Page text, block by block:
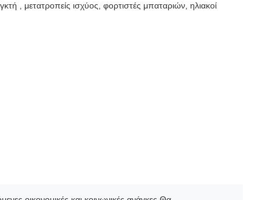
, μετατροπείς ισχύος, φορτιστές μπαταριών, ηλιακοί